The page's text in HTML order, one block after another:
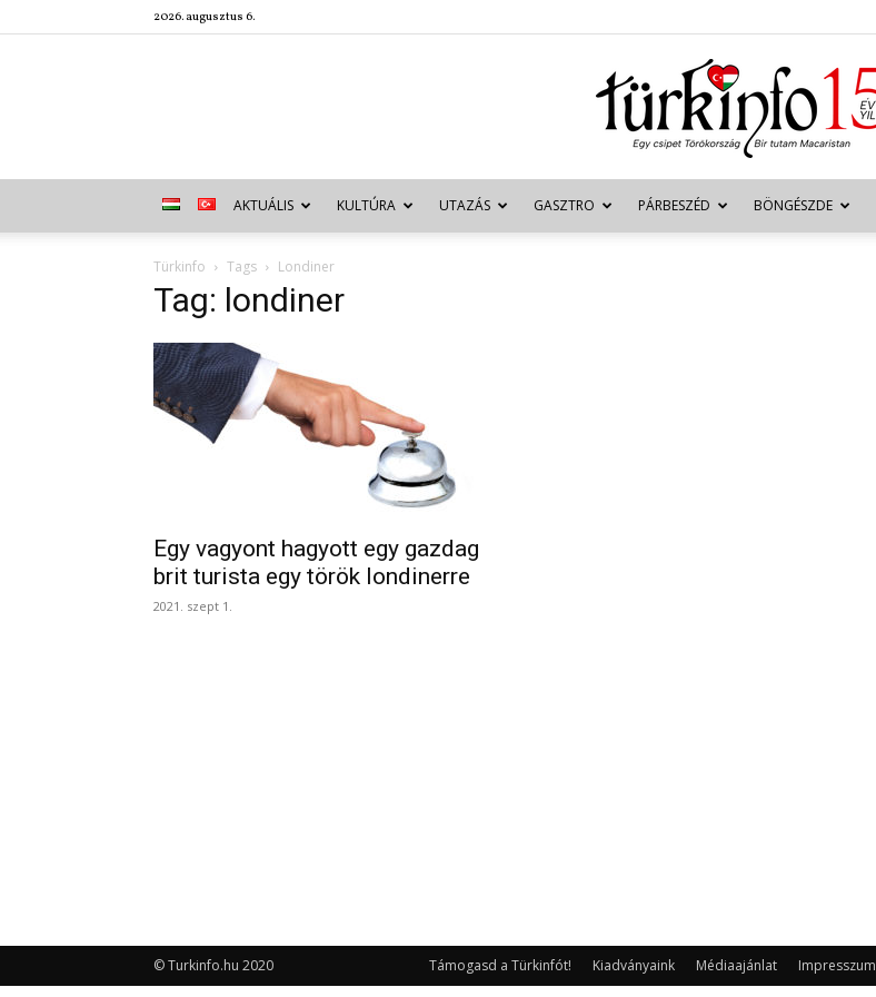
2026. augusztus 6.
Türkinfo
AKTUÁLIS KULTÚRA UTAZÁS GASZTRO PÁRBESZÉD BÖNGÉSZDE
Türkinfo Tags Londiner
Tag: londiner
Egy vagyont hagyott egy gazdag
brit turista egy török londinerre
2021. szept 1.
Támogasd a Türkinfót! Kiadványaink Médiaajánlat Impresszum
© Turkinfo.hu 2020